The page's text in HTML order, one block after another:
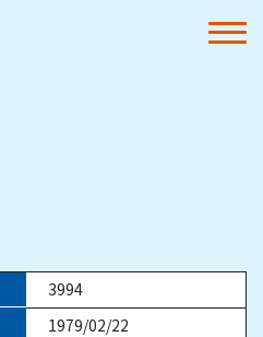
3994
1979/02/22